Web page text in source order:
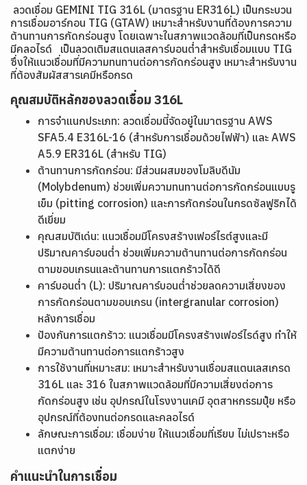
ลวดเชื่อม GEMINI TIG 316L (มาตรฐาน ER316L) เป็นกระบวน
การเชื่อมอาร์กอน TIG (GTAW) เหมาะสำหรับงานที่ต้องการความ
ต้านทานการกัดกร่อนสูง โดยเฉพาะในสภาพแวดล้อมที่เป็นกรดหรือ
มีคลอไรด์ เป็นลวดเติมสแตนเลสคาร์บอนต่ำสำหรับเชื่อมแบบ TIG
ซึ่งให้แนวเชื่อมที่มีความทนทานต่อการกัดกร่อนสูง เหมาะสำหรับงาน
ที่ต้องสัมผัสสารเคมีหรือกรด
คุณสมบัติหลักของลวดเชื่อม 316L
การจำแนกประเภท: ลวดเชื่อมนี้จัดอยู่ในมาตรฐาน AWS
SFA5.4 E316L-16 (สำหรับการเชื่อมด้วยไฟฟ้า) และ AWS
A5.9 ER316L (สำหรับ TIG)
ต้านทานการกัดกร่อน: มีส่วนผสมของโมลิบดีนัม
(Molybdenum) ช่วยเพิ่มความทนทานต่อการกัดกร่อนแบบรู
เข็ม (pitting corrosion) และการกัดกร่อนในกรดซัลฟูริกได้
ดีเยี่ยม
คุณสมบัติเด่น: แนวเชื่อมมีโครงสร้างเฟอร์ไรต์สูงและมี
ปริมาณคาร์บอนต่ำ ช่วยเพิ่มความต้านทานต่อการกัดกร่อน
ตามขอบเกรนและต้านทานการแตกร้าวได้ดี
คาร์บอนต่ำ (L): ปริมาณคาร์บอนต่ำช่วยลดความเสี่ยงของ
การกัดกร่อนตามขอบเกรน (intergranular corrosion)
หลังการเชื่อม
ป้องกันการแตกร้าว: แนวเชื่อมมีโครงสร้างเฟอร์ไรด์สูง ทำให้
มีความต้านทานต่อการแตกร้าวสูง
การใช้งานที่เหมาะสม: เหมาะสำหรับงานเชื่อมสแตนเลสเกรด
316L และ 316 ในสภาพแวดล้อมที่มีความเสี่ยงต่อการ
กัดกร่อนสูง เช่น อุปกรณ์ในโรงงานเคมี อุตสาหกรรมปุ๋ย หรือ
อุปกรณ์ที่ต้องทนต่อกรดและคลอไรด์
ลักษณะการเชื่อม: เชื่อมง่าย ให้แนวเชื่อมที่เรียบ ไม่เปราะหรือ
แตกง่าย
คำแนะนำในการเชื่อม